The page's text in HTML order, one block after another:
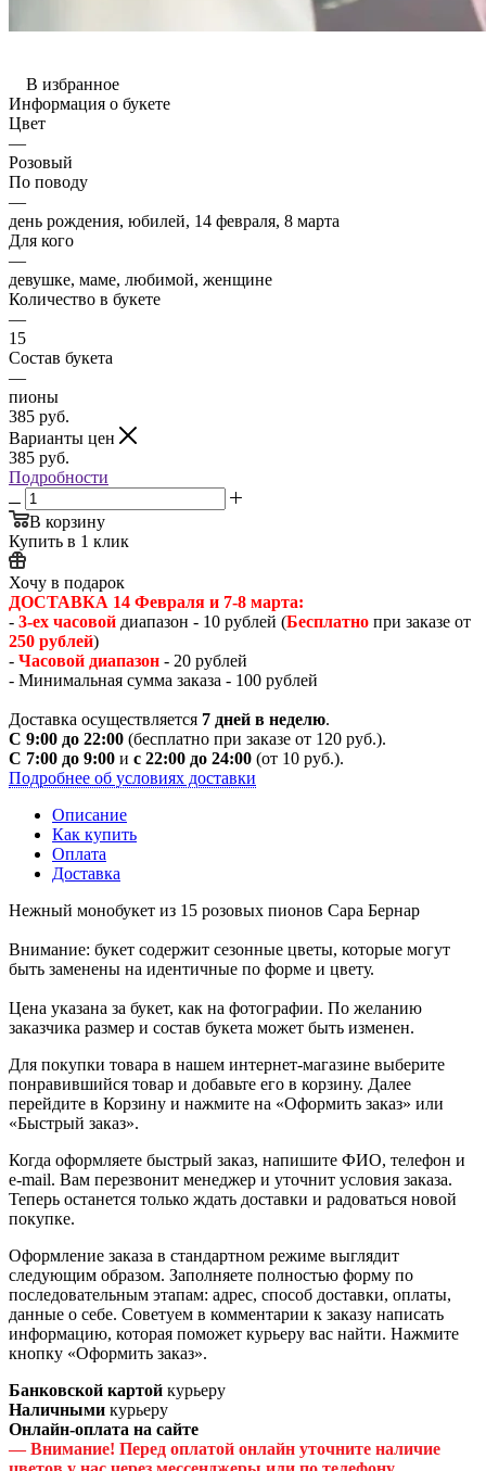
В избранное
Информация о букете
Цвет
—
Розовый
По поводу
—
день рождения, юбилей, 14 февраля, 8 марта
Для кого
—
девушке, маме, любимой, женщине
Количество в букете
—
15
Состав букета
—
пионы
385 руб.
Варианты цен
385 руб.
Подробности
В корзину
Купить в 1 клик
Хочу в подарок
ДОСТАВКА 14 Февраля и 7-8 марта:
- 3-ех часовой диапазон - 10 рублей (Бесплатно при заказе от
250 рублей)
- Часовой диапазон - 20 рублей
- Минимальная сумма заказа - 100 рублей
Доставка осуществляется 7 дней в неделю.
С 9:00 до 22:00 (бесплатно при заказе от 120 руб.).
С 7:00 до 9:00 и с 22:00 до 24:00 (от 10 руб.).
Подробнее об условиях доставки
Описание
Как купить
Оплата
Доставка
Нежный монобукет из 15 розовых пионов Сара Бернар
Внимание: букет содержит сезонные цветы, которые могут
быть заменены на идентичные по форме и цвету.
Цена указана за букет, как на фотографии. По желанию
заказчика размер и состав букета может быть изменен.
Для покупки товара в нашем интернет-магазине выберите
понравившийся товар и добавьте его в корзину. Далее
перейдите в Корзину и нажмите на «Оформить заказ» или
«Быстрый заказ».
Когда оформляете быстрый заказ, напишите ФИО, телефон и
e-mail. Вам перезвонит менеджер и уточнит условия заказа.
Теперь останется только ждать доставки и радоваться новой
покупке.
Оформление заказа в стандартном режиме выглядит
следующим образом. Заполняете полностью форму по
последовательным этапам: адрес, способ доставки, оплаты,
данные о себе. Советуем в комментарии к заказу написать
информацию, которая поможет курьеру вас найти. Нажмите
кнопку «Оформить заказ».
Банковской картой курьеру
Наличными курьеру
Онлайн-оплата на сайте
— Внимание! Перед оплатой онлайн уточните наличие